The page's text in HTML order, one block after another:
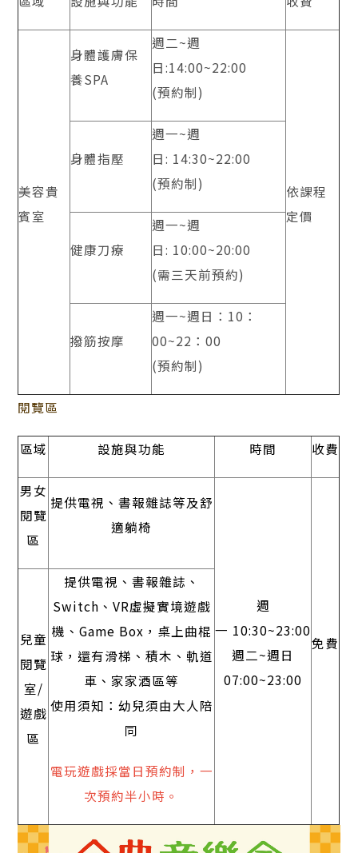
美容貴
賓室
身體護膚保
養SPA
週二~週
日:14:00~22:00
(預約制)
依課程
定價
身體指壓
週一~週
日: 14:30~22:00
(預約制)
健康刀療
週一~週
日: 10:00~20:00
(需三天前預約)
撥筋按摩
週一~週日：10：
00~22：00
(預約制)
閱覽區
區域 設施與功能 時間 收費
男女
閱覽
區
提供電視、書報雜誌等及舒
適躺椅
週
一 10:30~23:00
週二~週日
07:00~23:00
免費
兒童
閱覽
室/
遊戲
區
提供電視、書報雜誌、
Switch、VR虛擬實境遊戲
機、Game Box，桌上曲棍
球，還有滑梯、積木、軌道
車、家家酒區等
使用須知：幼兒須由大人陪
同
電玩遊戲採當日預約制，一
次預約半小時。